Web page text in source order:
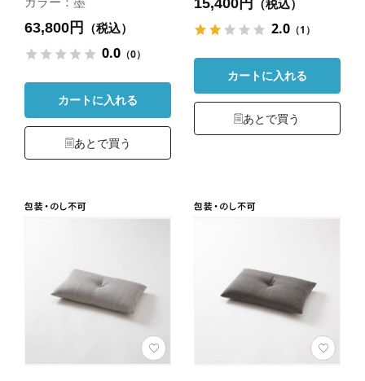
63,800円 （税込）
0.0（0）
カートに入れる
あとで買う
（税込）
2.0（1）
カートに入れる
あとで買う